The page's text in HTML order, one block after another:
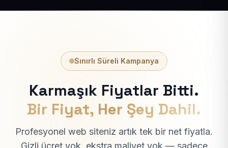
Sınırlı Süreli Kampanya
Karmaşık Fiyatlar Bitti.
Bir Fiyat, Her Şey Dahil.
Profesyonel web siteniz artık tek bir net fiyatla.
Gizli ücret yok, ekstra maliyet yok — sadece